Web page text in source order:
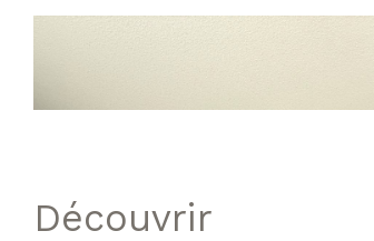
découvrir